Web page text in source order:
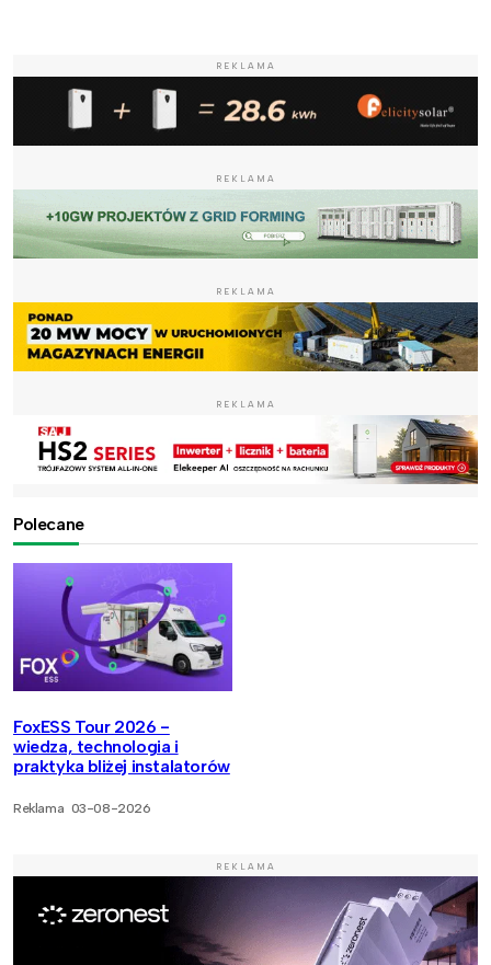
REKLAMA
REKLAMA
REKLAMA
REKLAMA
Polecane
FoxESS Tour 2026 -
wiedza, technologia i
praktyka bliżej instalatorów
Reklama 03-08-2026
REKLAMA